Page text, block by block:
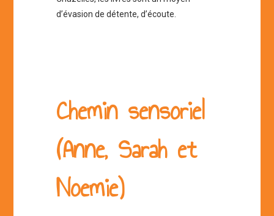
d’évasion de détente, d’écoute.
Chemin sensoriel
(Anne, Sarah et
Noemie)